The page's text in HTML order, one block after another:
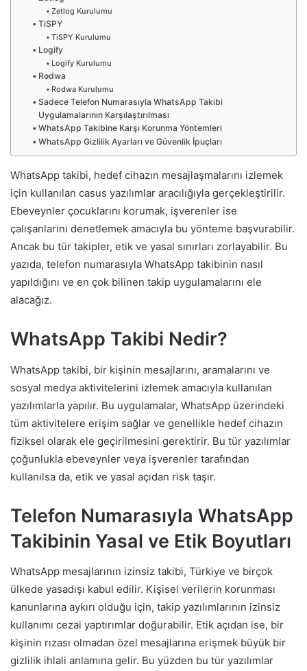
Zetlog Kurulumu
TiSPY
TiSPY Kurulumu
Logify
Logify Kurulumu
Rodwa
Rodwa Kurulumu
Sadece Telefon Numarasıyla WhatsApp Takibi
Uygulamalarının Karşılaştırılması
WhatsApp Takibine Karşı Korunma Yöntemleri
WhatsApp Gizlilik Ayarları ve Güvenlik İpuçları
WhatsApp takibi, hedef cihazın mesajlaşmalarını izlemek
için kullanılan casus yazılımlar aracılığıyla gerçekleştirilir.
Ebeveynler çocuklarını korumak, işverenler ise
çalışanlarını denetlemek amacıyla bu yönteme başvurabilir.
Ancak bu tür takipler, etik ve yasal sınırları zorlayabilir. Bu
yazıda, telefon numarasıyla WhatsApp takibinin nasıl
yapıldığını ve en çok bilinen takip uygulamalarını ele
alacağız.
WhatsApp Takibi Nedir?
WhatsApp takibi, bir kişinin mesajlarını, aramalarını ve
sosyal medya aktivitelerini izlemek amacıyla kullanılan
yazılımlarla yapılır. Bu uygulamalar, WhatsApp üzerindeki
tüm aktivitelere erişim sağlar ve genellikle hedef cihazın
fiziksel olarak ele geçirilmesini gerektirir. Bu tür yazılımlar
çoğunlukla ebeveynler veya işverenler tarafından
kullanılsa da, etik ve yasal açıdan risk taşır.
Telefon Numarasıyla WhatsApp
Takibinin Yasal ve Etik Boyutları
WhatsApp mesajlarının izinsiz takibi, Türkiye ve birçok
ülkede yasadışı kabul edilir. Kişisel verilerin korunması
kanunlarına aykırı olduğu için, takip yazılımlarının izinsiz
kullanımı cezai yaptırımlar doğurabilir. Etik açıdan ise, bir
kişinin rızası olmadan özel mesajlarına erişmek büyük bir
gizlilik ihlali anlamına gelir. Bu yüzden bu tür yazılımlar